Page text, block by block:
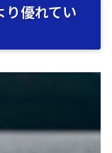
り優れてい